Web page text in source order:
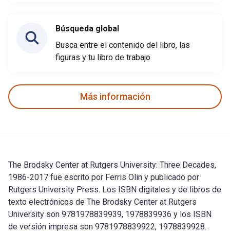
Búsqueda global
Busca entre el contenido del libro, las
figuras y tu libro de trabajo
Más información
The Brodsky Center at Rutgers University: Three Decades,
1986-2017 fue escrito por Ferris Olin y publicado por
Rutgers University Press. Los ISBN digitales y de libros de
texto electrónicos de The Brodsky Center at Rutgers
University son 9781978839939, 1978839936 y los ISBN
de versión impresa son 9781978839922, 1978839928.